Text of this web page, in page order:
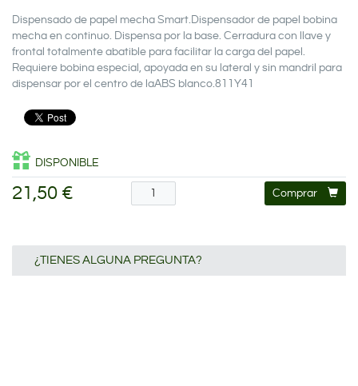
Dispensado de papel mecha Smart.Dispensador de papel bobina
mecha en continuo. Dispensa por la base. Cerradura con llave y
frontal totalmente abatible para facilitar la carga del papel.
Requiere bobina especial, apoyada en su lateral y sin mandril para
dispensar por el centro de laABS blanco.811Y41
DISPONIBLE
21,50 € Comprar
¿TIENES ALGUNA PREGUNTA?